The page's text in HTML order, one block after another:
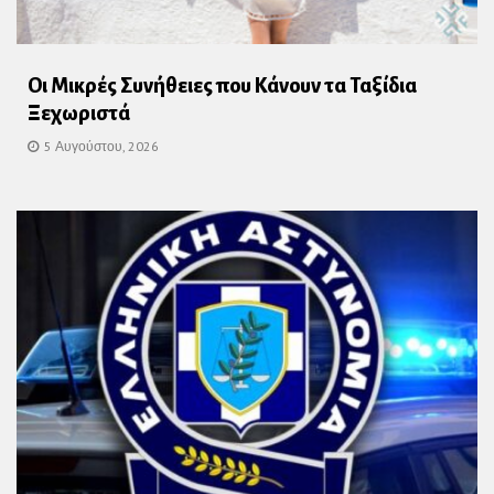
Οι Μικρές Συνήθειες που Κάνουν τα Ταξίδια
Ξεχωριστά
5 Αυγούστου, 2026